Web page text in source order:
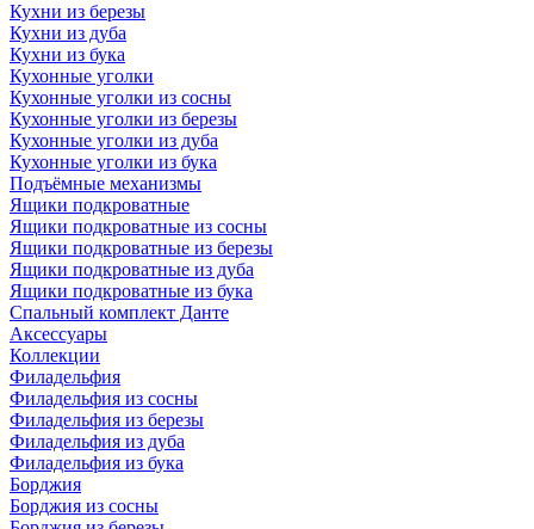
Кухни из березы
Кухни из дуба
Кухни из бука
Кухонные уголки
Кухонные уголки из сосны
Кухонные уголки из березы
Кухонные уголки из дуба
Кухонные уголки из бука
Подъёмные механизмы
Ящики подкроватные
Ящики подкроватные из сосны
Ящики подкроватные из березы
Ящики подкроватные из дуба
Ящики подкроватные из бука
Спальный комплект Данте
Аксессуары
Коллекции
Филадельфия
Филадельфия из сосны
Филадельфия из березы
Филадельфия из дуба
Филадельфия из бука
Борджия
Борджия из сосны